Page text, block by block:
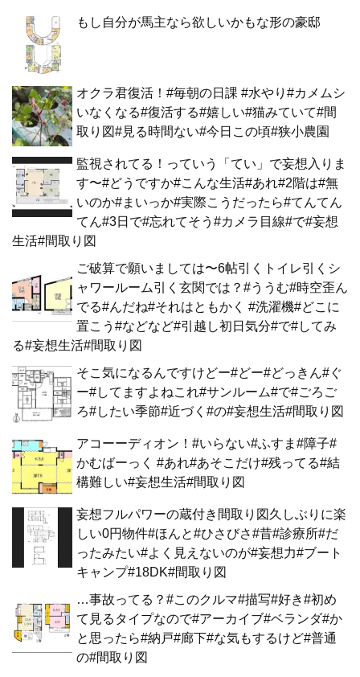
もし自分が馬主なら欲しいかもな形の豪邸
オクラ君復活！#毎朝の日課 #水やり#カメムシ
いなくなる#復活する#嬉しい#猫みていて#間
取り図#見る時間ない#今日この頃#狭小農園
監視されてる！っていう「てい」で妄想入りま
す〜#どうですか#こんな生活#あれ#2階は#無
いのか#まいっか#実際こうだったら#てんてん
てん#3日で#忘れてそう#カメラ目線#で#妄想
生活#間取り図
ご破算で願いましては〜6帖引くトイレ引くシ
ャワールーム引く玄関では？#ううむ#時空歪ん
でる#んだね#それはともかく #洗濯機#どこに
置こう#などなど#引越し初日気分#で#してみ
る#妄想生活#間取り図
そこ気になるんですけどー#どー#どっきん#ぐ
ー#してますよねこれ#サンルーム#で#ごろご
ろ#したい季節#近づく#の#妄想生活#間取り図
アコーーディオン！#いらない#ふすま#障子#
かむばーっく #あれ#あそこだけ#残ってる#結
構難しい#妄想生活#間取り図
妄想フルパワーの蔵付き間取り図久しぶりに楽
しい0円物件#ほんと#ひさびさ#昔#診療所#だ
ったみたい#よく見えないのが#妄想力#ブート
キャンプ#18DK#間取り図
…事故ってる？#このクルマ#描写#好き#初め
て見るタイプなので#アーカイブ#ベランダ#か
と思ったら#納戸#廊下#な気もするけど#普通
の#間取り図